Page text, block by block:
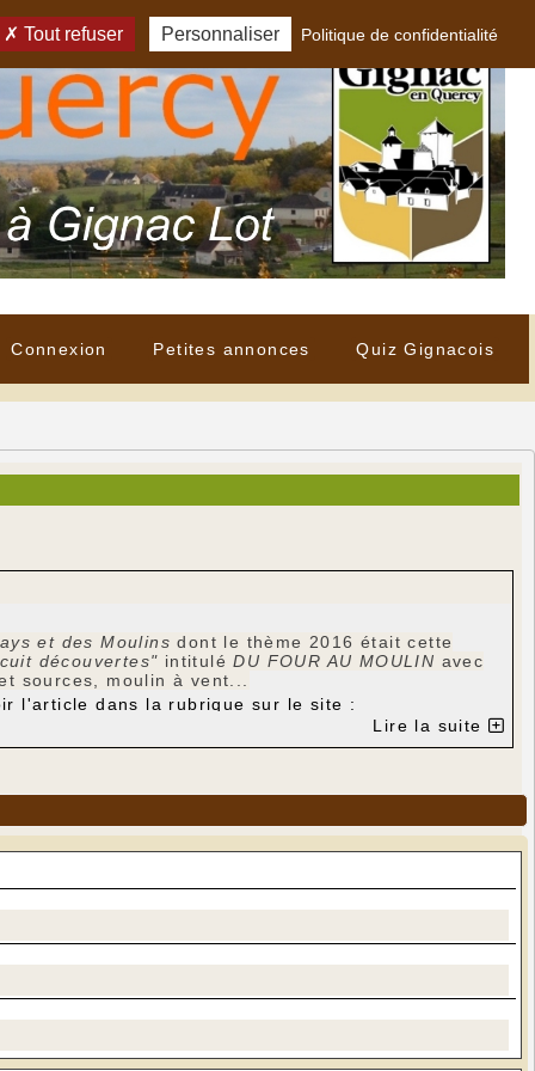
Connexion Petites annonces Quiz Gignacois
et des Moulins dont le thème 2016 était cette
découvertes" intituléDU FOUR AU MOULIN avec
sources, moulin à vent...
l'article dans la rubrique sur le site :
Lire la suite
Tout refuser Personnaliser Politique de confidentialité